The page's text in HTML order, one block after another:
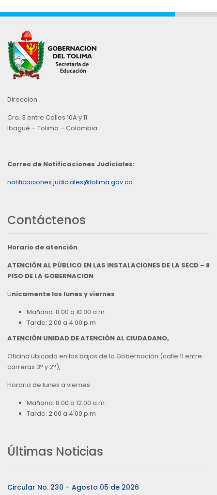
Direccion
Cra. 3 entre Calles 10A y 11
Ibagué – Tolima – Colombia
Correo de Notificaciones Judiciales:
notificaciones.judiciales@tolima.gov.co
Contáctenos
Horario de atención
ATENCIÓN AL PÚBLICO EN LAS INSTALACIONES DE LA SECD – 8
PISO DE LA GOBERNACION
Únicamente los lunes y viernes
Mañana: 8:00 a 10:00 a.m.
Tarde: 2:00 a 4:00 p.m
ATENCIÓN UNIDAD DE ATENCIÓN AL CIUDADANO,
Oficina ubicada en los bajos de la Gobernación (calle 11 entre
carreras 3ª y 2ª),
Horario de lunes a viernes
Mañana: 8:00 a 12:00 a.m.
Tarde: 2:00 a 4:00 p.m
Últimas Noticias
Circular No. 230 – Agosto 05 de 2026